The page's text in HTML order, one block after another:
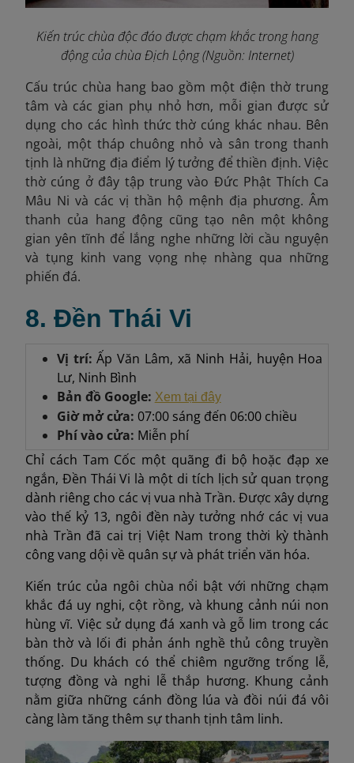
Kiến trúc chùa độc đáo được chạm khắc trong hang
động của chùa Địch Lộng (Nguồn: Internet)
Cấu trúc chùa hang bao gồm một điện thờ trung
tâm và các gian phụ nhỏ hơn, mỗi gian được sử
dụng cho các hình thức thờ cúng khác nhau. Bên
ngoài, một tháp chuông nhỏ và sân trong thanh
tịnh là những địa điểm lý tưởng để thiền định. Việc
thờ cúng ở đây tập trung vào Đức Phật Thích Ca
Mâu Ni và các vị thần hộ mệnh địa phương. Âm
thanh của hang động cũng tạo nên một không
gian yên tĩnh để lắng nghe những lời cầu nguyện
và tụng kinh vang vọng nhẹ nhàng qua những
phiến đá.
8. Đền Thái Vi
Vị trí:Ấp Văn Lâm, xã Ninh Hải, huyện Hoa
Lư, Ninh Bình
Bản đồ Google: Xem tại đây
Giờ mở cửa: 07:00 sáng đến 06:00 chiều
Phí vào cửa: Miễn phí
Chỉ cách Tam Cốc một quãng đi bộ hoặc đạp xe
ngắn, Đền Thái Vi là một di tích lịch sử quan trọng
dành riêng cho các vị vua nhà Trần. Được xây dựng
vào thế kỷ 13, ngôi đền này tưởng nhớ các vị vua
nhà Trần đã cai trị Việt Nam trong thời kỳ thành
công vang dội về quân sự và phát triển văn hóa.
Kiến trúc của ngôi chùa nổi bật với những chạm
khắc đá uy nghi, cột rồng, và khung cảnh núi non
hùng vĩ. Việc sử dụng đá xanh và gỗ lim trong các
bàn thờ và lối đi phản ánh nghề thủ công truyền
thống. Du khách có thể chiêm ngưỡng trống lễ,
tượng đồng và nghi lễ thắp hương. Khung cảnh
nằm giữa những cánh đồng lúa và đồi núi đá vôi
càng làm tăng thêm sự thanh tịnh tâm linh.